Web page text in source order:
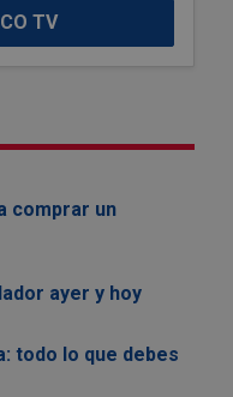
TV
comprar un
ayer y hoy
todo lo que debes